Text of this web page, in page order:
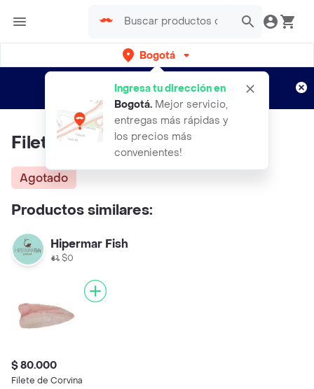
Bogotá
Ingresa tu dirección en
Bogotá. Mejor servicio,
entregas más rápidas y
los precios más
convenientes!
envíos gratis por semanas
Aplican TyC
Filete De Tilapia 3-5
Agotado
Productos similares:
Hipermar Fish
$0
$ 80.000
Filete de Corvina